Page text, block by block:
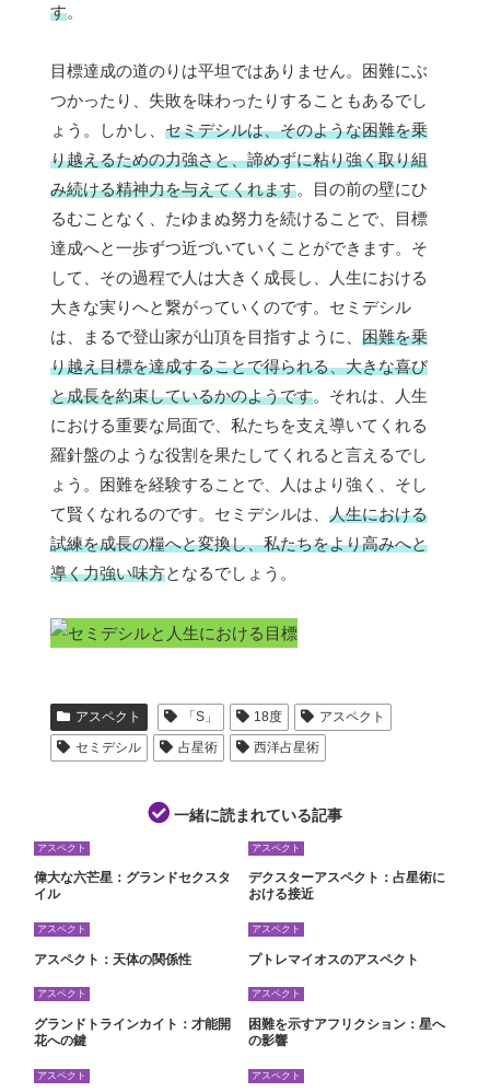
す。
目標達成の道のりは平坦ではありません。困難にぶ
つかったり、失敗を味わったりすることもあるでし
ょう。しかし、 セミデシルは、そのような困難を乗
り越えるための力強さと、諦めずに粘り強く取り組
み続ける精神力を与えてくれます。目の前の壁にひ
るむことなく、たゆまぬ努力を続けることで、目標
達成へと一歩ずつ近づいていくことができます。そ
して、その過程で人は大きく成長し、人生における
大きな実りへと繋がっていくのです。セミデシル
は、まるで登山家が山頂を目指すように、 困難を乗
り越え目標を達成することで得られる、大きな喜び
と成長を約束しているかのようです。それは、人生
における重要な局面で、私たちを支え導いてくれる
羅針盤のような役割を果たしてくれると言えるでし
ょう。困難を経験することで、人はより強く、そし
て賢くなれるのです。セミデシルは、 人生における
試練を成長の糧へと変換し、私たちをより高みへと
導く力強い味方となるでしょう。
アスペクト 「S」 18度
アスペクト
セミデシル
占星術 西洋占星術
一緒に読まれている記事
アスペクト
偉大な六芒星：グランドセクスタ
イル
アスペクト
デクスターアスペクト：占星術に
おける接近
アスペクト
アスペクト：天体の関係性
アスペクト
プトレマイオスのアスペクト
アスペクト
グランドトラインカイト：才能開
花への鍵
アスペクト
困難を示すアフリクション：星へ
の影響
アスペクト アスペクト